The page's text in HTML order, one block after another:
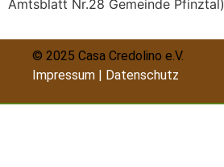
Amtsblatt Nr.28 Gemeinde Pfinztal)
© 2025 Casa Credolino e.V.
Impressum
Datenschutz